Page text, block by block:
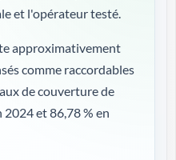
et l'opérateur testé.
approximativement
comme raccordables
de couverture de
2024 et 86,78 % en